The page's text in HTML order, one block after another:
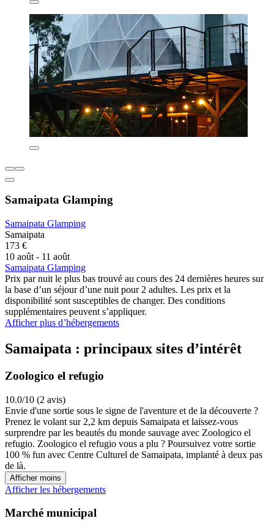
Samaipata Glamping
Samaipata Glamping
Samaipata
173 €
10 août - 11 août
Samaipata Glamping
Prix par nuit le plus bas trouvé au cours des 24 dernières heures sur
la base d’un séjour d’une nuit pour 2 adultes. Les prix et la
disponibilité sont susceptibles de changer. Des conditions
supplémentaires peuvent s’appliquer.
Afficher plus d’hébergements
Samaipata : principaux sites d’intérêt
Zoologico el refugio
10.0/10 (2 avis)
Envie d'une sortie sous le signe de l'aventure et de la découverte ?
Prenez le volant sur 2,2 km depuis Samaipata et laissez-vous
surprendre par les beautés du monde sauvage avec Zoologico el
refugio. Zoologico el refugio vous a plu ? Poursuivez votre sortie
100 % fun avec Centre Culturel de Samaipata, implanté à deux pas
de là.
Afficher moins
Afficher les hébergements
Marché municipal